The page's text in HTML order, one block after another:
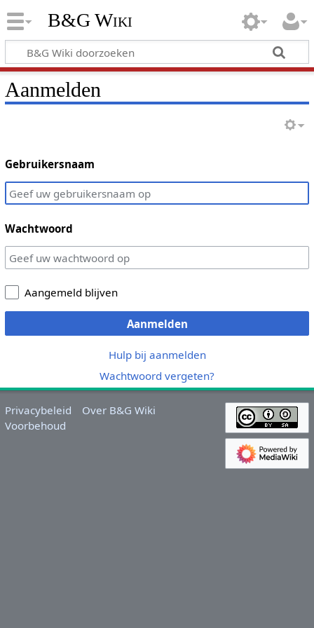
B&G Wiki
Aanmelden
Gebruikersnaam
Wachtwoord
Aangemeld blijven
Aanmelden
Hulp bij aanmelden
Wachtwoord vergeten?
Privacybeleid
Over B&G Wiki
Voorbehoud